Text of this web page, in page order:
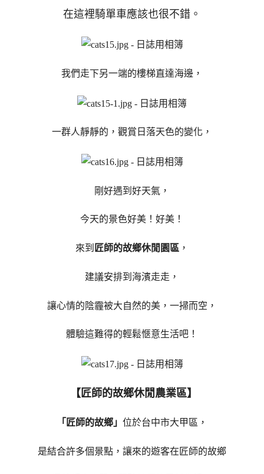
在這裡騎單車應該也很不錯。
我們走下另一端的樓梯直達海邊，
一群人靜靜的，觀賞日落天色的變化，
剛好遇到好天氣，
今天的景色好美！好美！
來到 匠師的故鄉休閒園區 ，
建議安排到海濱走走，
讓心情的陰霾被大自然的美，一掃而空，
體驗這難得的輕鬆愜意生活吧！
【匠師的故鄉休閒農業區】
「匠師的故鄉」 位於台中市大甲區，
是結合許多個景點，讓來的遊客在匠師的故鄉